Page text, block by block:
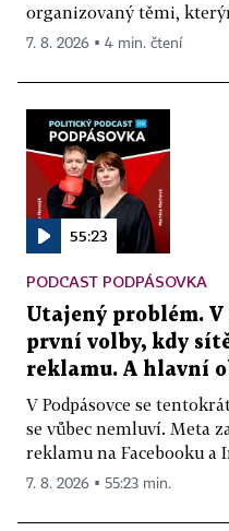
organizovaný těmi,
7. 8. 2026 ▪ 4 min. čtení
55:23
PODCAST PODPÁSOVKA
Utajený problém. V
první volby, kdy
reklamu. A hlavní
V Podpásovce se
se vůbec nemluví. Meta
reklamu na Facebooku a
7. 8. 2026 ▪ 55:23 min.